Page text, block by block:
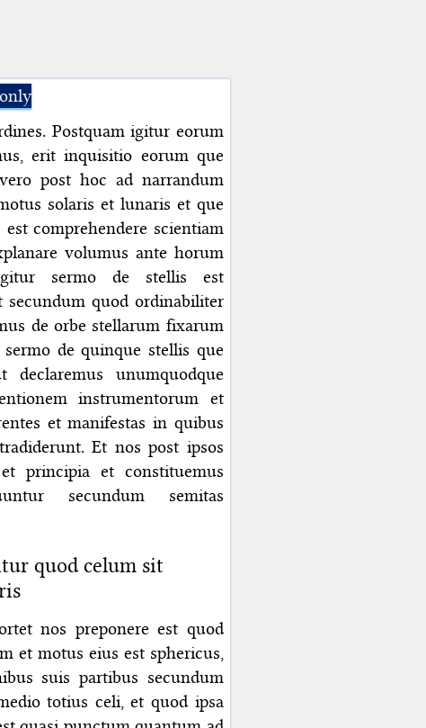
Postquam igitur eorum
erit inquisitio eorum que
post hoc ad narrandum
solaris et lunaris et que
comprehendere scientiam
volumus ante horum
sermo de stellis est
secundum quod ordinabiliter
de orbe stellarum fixarum
de quinque stellis que
unumquodque
instrumentorum et
et manifestas in quibus
Et nos post ipsos
principia et constituemus
secundum semitas
quod celum sit
nos preponere est quod
et motus eius est sphericus,
suis partibus secundum
totius celi, et quod ipsa